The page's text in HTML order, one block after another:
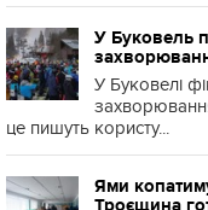
У Буковель
У Буковелі
це пишуть користу...
Ями
Троєщина